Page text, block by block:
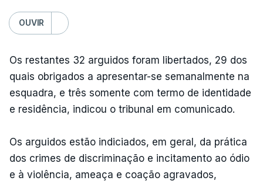
OUVIR
Os restantes 32 arguidos foram libertados, 29 dos
quais obrigados a apresentar-se semanalmente na
esquadra, e três somente com termo de identidade
e residência, indicou o tribunal em comunicado.
Os arguidos estão indiciados, em geral, da prática
dos crimes de discriminação e incitamento ao ódio
e à violência, ameaça e coação agravados,